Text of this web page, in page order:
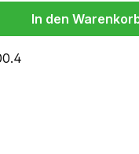
Wert ein oder benutze die
In den